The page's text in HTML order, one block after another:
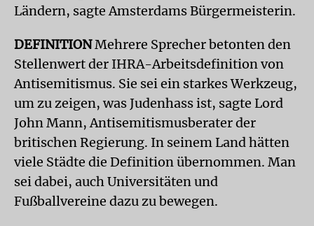
Ländern, sagte Amsterdams Bürgermeisterin.
DEFINITIONMehrere Sprecher betonten den
Stellenwert der IHRA-Arbeitsdefinition von
Antisemitismus. Sie sei ein starkes Werkzeug,
um zu zeigen, was Judenhass ist, sagte Lord
John Mann, Antisemitismusberater der
britischen Regierung. In seinem Land hätten
viele Städte die Definition übernommen. Man
sei dabei, auch Universitäten und
Fußballvereine dazu zu bewegen.